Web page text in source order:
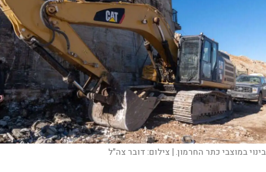
d
e
o
בינוי במוצבי כתר החרמון. | צילום:דובר צה"ל